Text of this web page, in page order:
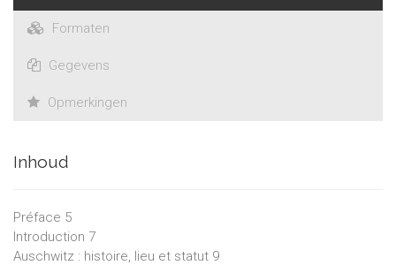
Formaten
Gegevens
Opmerkingen
Inhoud
Préface 5
Introduction 7
Auschwitz : histoire, lieu et statut 9